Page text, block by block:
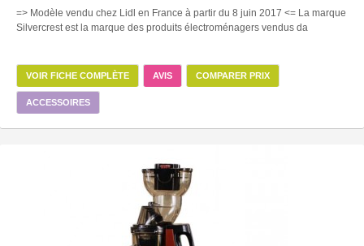
=> Modèle vendu chez Lidl en France à partir du 8 juin 2017 <= La marque
Silvercrest est la marque des produits électroménagers vendus da
VOIR FICHE COMPLÈTE AVIS COMPARER PRIX
ACCESSOIRES